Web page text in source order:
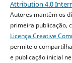
Attribution 4.0
Autores mantêm os
primeira publicação,
Licença Creative
permite o
e publicação inicial